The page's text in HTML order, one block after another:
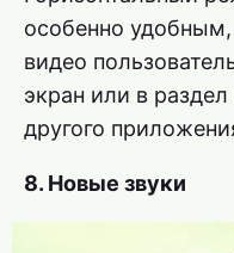
особенно
видео
экран или в
другого
8. Новые звуки